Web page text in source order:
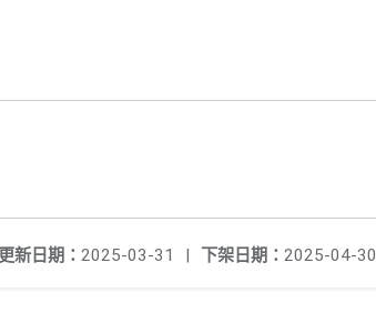
下架日期： 2025-04-30
新日期： 2025-03-31 |